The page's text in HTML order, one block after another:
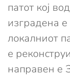
патот кој
изградена
локалниот
е
направен е